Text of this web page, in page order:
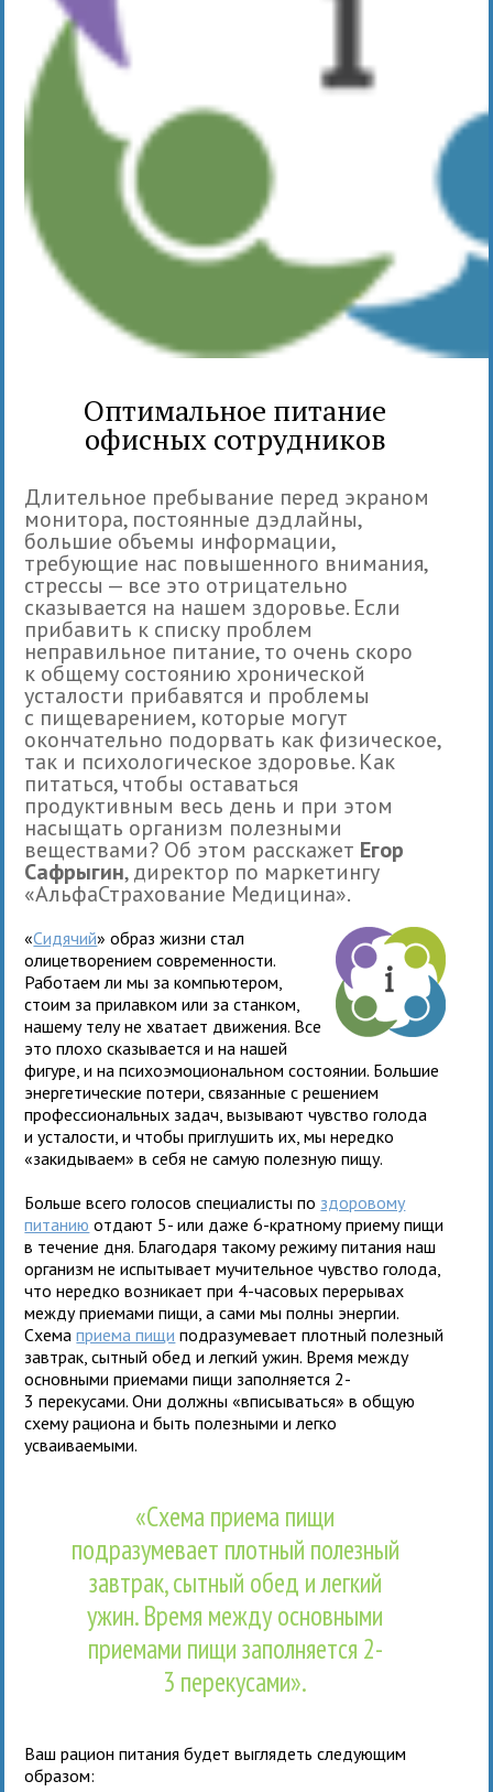
Оптимальное питание
офисных сотрудников
Длительное пребывание перед экраном
монитора, постоянные дэдлайны,
большие объемы информации,
требующие нас повышенного внимания,
стрессы — все это отрицательно
сказывается на нашем здоровье. Если
прибавить к списку проблем
неправильное питание, то очень скоро
к общему состоянию хронической
усталости прибавятся и проблемы
с пищеварением, которые могут
окончательно подорвать как физическое,
так и психологическое здоровье. Как
питаться, чтобы оставаться
продуктивным весь день и при этом
насыщать организм полезными
веществами? Об этом расскажет Егор
Сафрыгин, директор по маркетингу
«АльфаСтрахование Медицина».
«Сидячий» образ жизни стал
олицетворением современности.
Работаем ли мы за компьютером,
стоим за прилавком или за станком,
нашему телу не хватает движения. Все
это плохо сказывается и на нашей
фигуре, и на психоэмоциональном состоянии. Большие
энергетические потери, связанные с решением
профессиональных задач, вызывают чувство голода
и усталости, и чтобы приглушить их, мы нередко
«закидываем» в себя не самую полезную пищу.
Больше всего голосов специалисты по здоровому
питанию отдают 5- или даже 6-кратному приему пищи
в течение дня. Благодаря такому режиму питания наш
организм не испытывает мучительное чувство голода,
что нередко возникает при 4-часовых перерывах
между приемами пищи, а сами мы полны энергии.
Схемаприема пищи подразумевает плотный полезный
завтрак, сытный обед и легкий ужин. Время между
основными приемами пищи заполняется 2-
3 перекусами. Они должны «вписываться» в общую
схему рациона и быть полезными и легко
усваиваемыми.
«Схема приема пищи
подразумевает плотный полезный
завтрак, сытный обед и легкий
ужин. Время между основными
приемами пищи заполняется 2-
3 перекусами».
Ваш рацион питания будет выглядеть следующим
образом: